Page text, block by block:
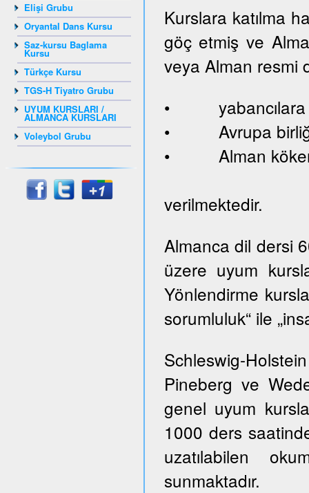
Elişi Grubu
Oryantal Dans Kursu
Saz-kursu Baglama
Kursu
Türkçe Kursu
TGS-H Tiyatro Grubu
UYUM KURSLARI /
ALMANCA KURSLARI
Voleybol Grubu
Kurslara katılma
göç etmiş ve
veya Alman resmi
• yabancılara
• Avrupa birliği
• Alman
verilmektedir.
Almanca dil dersi
üzere uyum
Yönlendirme
sorumluluk“ ile
Schleswig-
Pineberg ve
genel uyum
1000 ders
uzatılabilen
sunmaktadır.